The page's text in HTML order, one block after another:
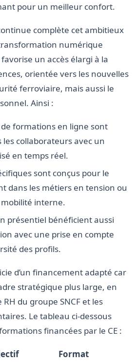
pour un meilleur confort.
complète cet ambitieux
numérique
un accès élargi à la
orientée vers les nouvelles
ferroviaire, mais aussi le
Ainsi :
formations en ligne sont
les collaborateurs avec un
en temps réel.
sont conçus pour le
dans les métiers en tension ou
interne.
présentiel bénéficient aussi
avec une prise en compte
des profils.
d’un financement adapté car
stratégique plus large, en
du groupe SNCF et les
Le tableau ci-dessous
financées par le CE :
Format